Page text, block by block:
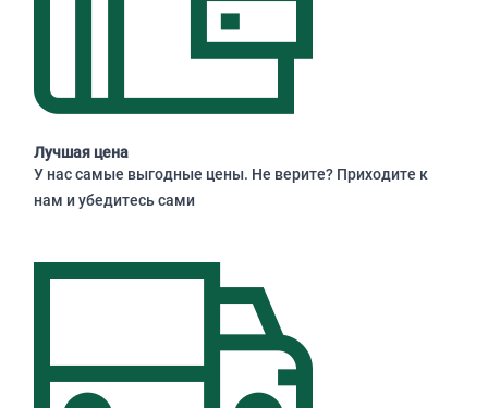
Лучшая цена
У нас самые выгодные цены. Не верите? Приходите к
нам и убедитесь сами